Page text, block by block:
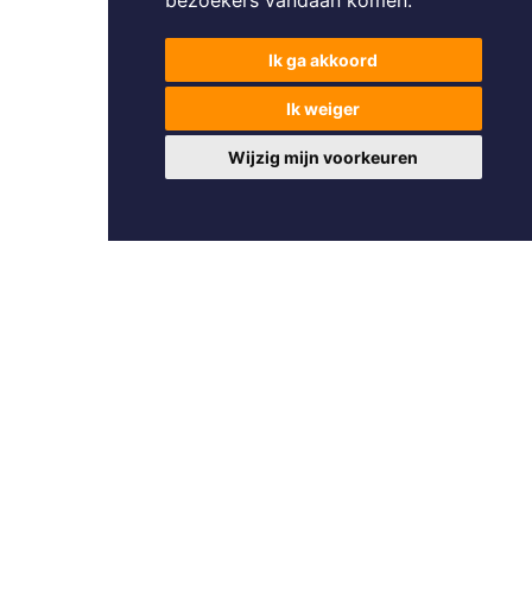
Ik ga akkoord
Ik weiger
Wijzig mijn voorkeuren
>> >|
Pagina 1 van 3 [36 zoekertjes]